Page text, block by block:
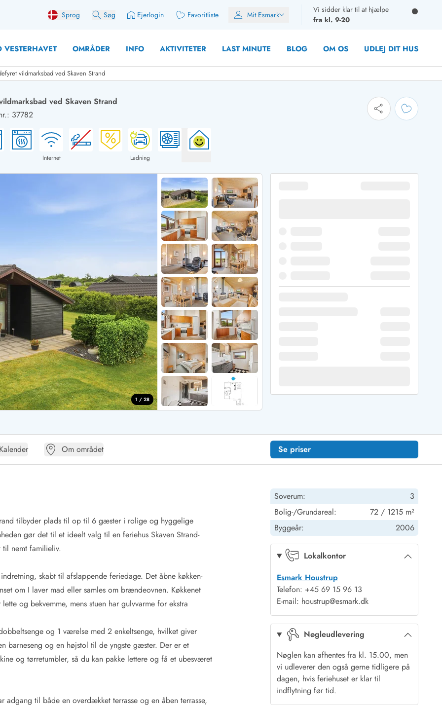
Sprog Søg Ejerlogin Favoritliste Mit Esmark
Vi sidder klar til at hjælpe
fra kl. 9-20
VESTERHAVET OMRÅDER INFO AKTIVITETER LAST MINUTE BLOG OM OS UDLEJ DIT HUS
med søndagsskift
med plads til fangsten
med aktivitetsrum
med ydersæsonrabat
for 2 personer
Sommerhuse for 10 personer
Sommerhuse for 12 Personer
Sommerhuse for 14 Personer
Sommerhuse i påskeferien
Sommerhuse i sommerferien
Sommerhuse i efterårsferien
Sommerhuse i vinterferien
Sommerhuse i juleferien
Sommerhuse til nytår
SandeSommerhuse i Søndervig
i Henne Strand
Ho
i Houstrup
Houvig
Holmsland Klit
på Holmsland
i Hvide Sande
i Jegum
i Klegod
Sommerhuse i Lodbjerg Hede
Sommerhuse i Nr. Lyngvig
Sommerhuse på Rømø
Sommerhuse i Søndervig
Sommerhuse i Skodbjerge
Sommerhuse i Thorsminde
Sommerhuse i Vedersø Klit
Sommerhuse i Vejers Strand
Sommerhuse i Vester Husby
hos os
vildmarksbad ved Skaven Strand
ved Skaven Strand
37782
Internet Ladning
1 / 28
Kalender Om området Se priser
tilbyder plads til op til 6 gæster i rolige og hyggelige
gør det til et ideelt valg til en feriehus Skaven Strand-
til nemt familieliv.
skabt til afslappende feriedage. Det åbne køkken-
om I laver mad eller samles om brændeovnen. Køkkenet
og bekvemme, mens stuen har gulvvarme for ekstra
og 1 værelse med 2 enkeltsenge, hvilket giver
barneseng og en højstol til de yngste gæster. Der er et
og tørretumbler, så du kan pakke lettere og få et ubesværet
til både en overdækket terrasse og en åben terrasse,
Soverum:
3
Bolig-/Grundareal:
72 / 1215 m²
Byggeår:
2006
Lokalkontor
Esmark Houstrup
Telefon: +45 69 15 96 13
E-mail: houstrup@esmark.dk
Nøgleudlevering
Nøglen kan afhentes fra kl. 15.00, men
vi udleverer den også gerne tidligere på
dagen, hvis feriehuset er klar til
indflytning før tid.